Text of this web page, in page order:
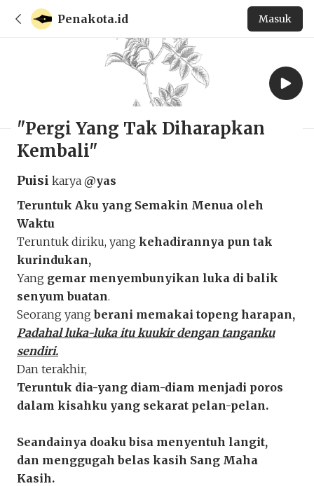
Penakota.id Masuk
"Pergi Yang Tak Diharapkan
Kembali"
Puisi karya @yas
"Pergi Yang Tak Diharapkan
yas
Teruntuk Aku yang Semakin Menua oleh
Waktu
Teruntuk diriku, yang kehadirannya pun tak
kurindukan,
Yang gemar menyembunyikan luka di balik
senyum buatan.
Seorang yangberani memakai topeng harapan,
Padahal luka-luka itu kuukir dengan tanganku
sendiri.
Dan terakhir,
Teruntuk dia-yang diam-diam menjadi poros
dalam kisahku yang sekarat pelan-pelan.
Seandainya doaku bisa menyentuh langit,
dan menggugah belas kasih Sang Maha
Kasih.